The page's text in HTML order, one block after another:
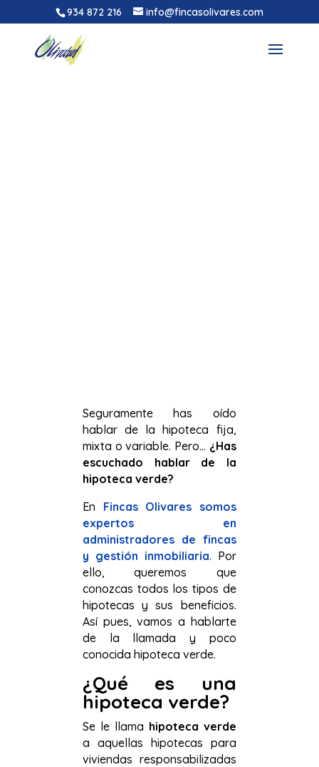
934 872 216 info@fincasolivares.com
Seguramente has oído
hablar de la hipoteca fija,
mixta o variable. Pero… ¿Has
escuchado hablar de la
hipoteca verde?
En Fincas Olivares somos
expertos en
administradores de fincas
y gestión inmobiliaria. Por
ello, queremos que
conozcas todos los tipos de
hipotecas y sus beneficios.
Así pues, vamos a hablarte
de la llamada y poco
conocida hipoteca verde.
¿Qué es una
hipoteca verde?
Se le llama hipoteca verde
a aquellas hipotecas para
viviendas responsabilizadas